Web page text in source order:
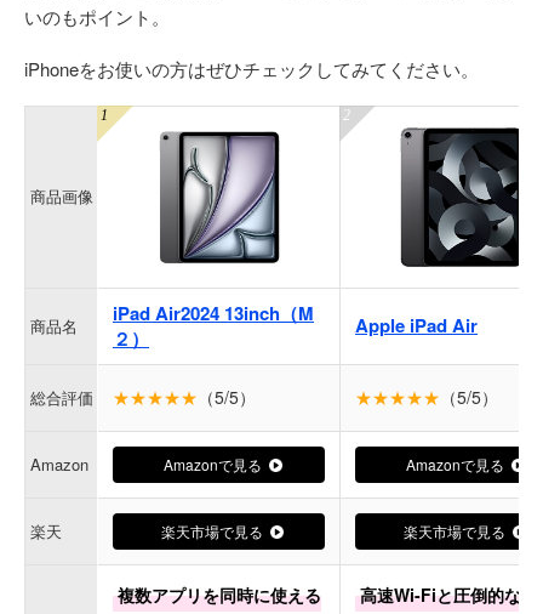
いのもポイント。
iPhoneをお使いの方はぜひチェックしてみてください。
商品画像
商品名
iPad Air2024 13inch（M
２）
Apple iPad Air
総合評価 ★★★★★ （5/5） ★★★★★ （5/5）
Amazon Amazonで見る Amazonで見る
楽天 楽天市場で見る 楽天市場で見る
複数アプリを同時に使える
高速Wi-Fiと圧倒的な処